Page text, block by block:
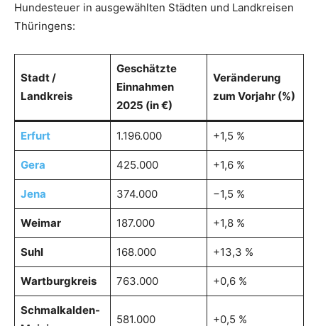
Hundesteuer in ausgewählten Städten und Landkreisen
Thüringens:
Stadt /
Landkreis
Geschätzte
Einnahmen
2025 (in €)
Veränderung
zum Vorjahr (%)
Erfurt 1.196.000 +1,5 %
Gera 425.000 +1,6 %
Jena 374.000 −1,5 %
Weimar 187.000 +1,8 %
Suhl 168.000 +13,3 %
Wartburgkreis 763.000 +0,6 %
Schmalkalden-
581.000 +0,5 %